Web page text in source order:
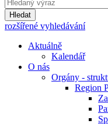
Hledat
rozšířené vyhledávání
Aktuálně
Kalendář
O nás
Orgány -
Region